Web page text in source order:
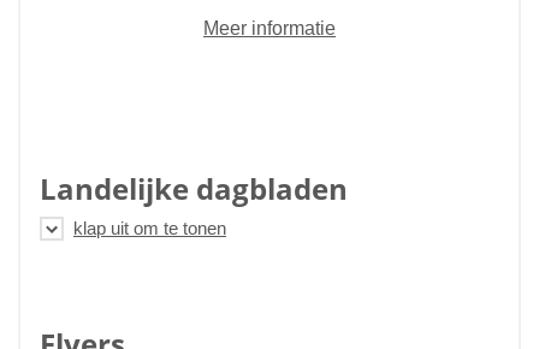
Meer informatie
Landelijke dagbladen